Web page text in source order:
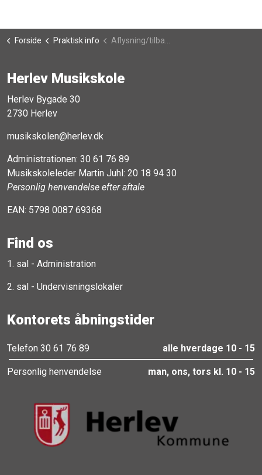
Forside Praktisk info Aflysning/tilbagebetaling
Herlev Musikskole
Herlev Bygade 30
2730 Herlev
musikskolen@herlev.dk
Administrationen: 30 61 76 89
Musikskoleleder Martin Juhl: 20 18 94 30
Personlig henvendelse efter aftale
EAN: 5798 0087 69368
Find os
1. sal - Administration
2. sal - Undervisningslokaler
Kontorets åbningstider
Telefon 30 61 76 89 alle hverdage 10 - 15
Personlig henvendelse man, ons, tors kl. 10 - 15